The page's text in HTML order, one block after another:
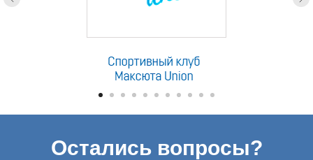
Остались вопросы?